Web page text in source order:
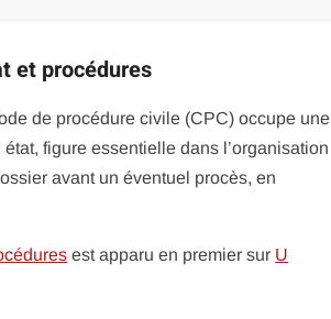
et procédures
de procédure civile (CPC) occupe une
figure essentielle dans l’organisation
avant un éventuel procès, en
est apparu en premier sur U